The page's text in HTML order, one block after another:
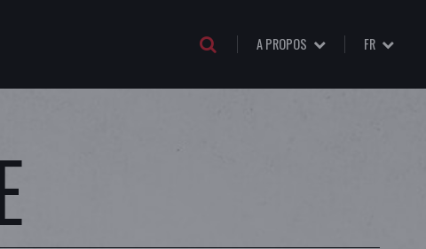
A PROPOS FR